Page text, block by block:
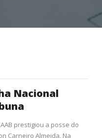
Nacional
prestigiou a posse do
Carneiro Almeida. Na